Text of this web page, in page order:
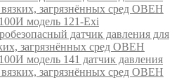
вязких, загрязнённых сред ОВЕН
модель 121-Exi
датчик давления для
загрязнённых сред ОВЕН
модель 141 датчик давления
вязких, загрязнённых сред ОВЕН